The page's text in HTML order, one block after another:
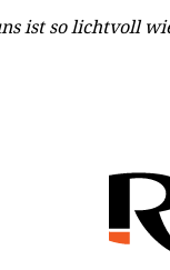
ist so lichtvoll